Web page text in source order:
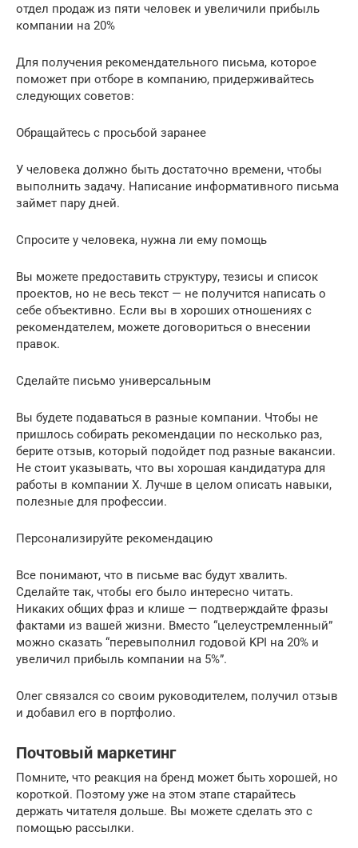
отдел продаж из пяти человек и увеличили прибыль
компании на 20%
Для получения рекомендательного письма, которое
поможет при отборе в компанию, придерживайтесь
следующих советов:
Обращайтесь с просьбой заранее
У человека должно быть достаточно времени, чтобы
выполнить задачу. Написание информативного письма
займет пару дней.
Спросите у человека, нужна ли ему помощь
Вы можете предоставить структуру, тезисы и список
проектов, но не весь текст — не получится написать о
себе объективно. Если вы в хороших отношениях с
рекомендателем, можете договориться о внесении
правок.
Сделайте письмо универсальным
Вы будете подаваться в разные компании. Чтобы не
пришлось собирать рекомендации по несколько раз,
берите отзыв, который подойдет под разные вакансии.
Не стоит указывать, что вы хорошая кандидатура для
работы в компании X. Лучше в целом описать навыки,
полезные для профессии.
Персонализируйте рекомендацию
Все понимают, что в письме вас будут хвалить.
Сделайте так, чтобы его было интересно читать.
Никаких общих фраз и клише — подтверждайте фразы
фактами из вашей жизни. Вместо “целеустремленный”
можно сказать “перевыполнил годовой KPI на 20% и
увеличил прибыль компании на 5%”.
Олег связался со своим руководителем, получил отзыв
и добавил его в портфолио.
Почтовый маркетинг
Помните, что реакция на бренд может быть хорошей, но
короткой. Поэтому уже на этом этапе старайтесь
держать читателя дольше. Вы можете сделать это с
помощью рассылки.